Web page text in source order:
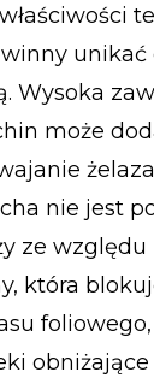
unikać
Wysoka
może
nie jest
ze względu
która
obniżające